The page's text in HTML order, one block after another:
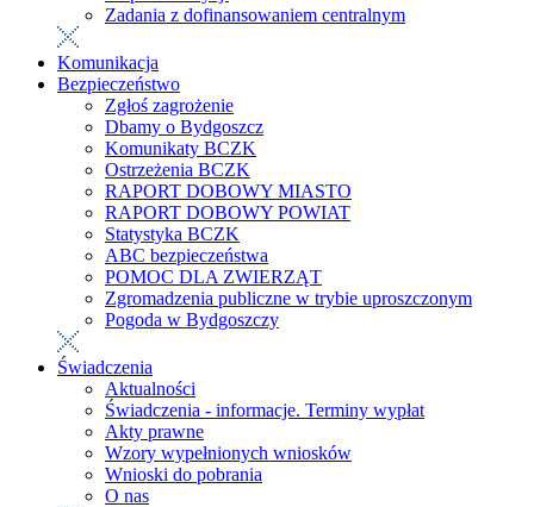
Zadania z dofinansowaniem centralnym
Komunikacja
Bezpieczeństwo
Zgłoś zagrożenie
Dbamy o Bydgoszcz
Komunikaty BCZK
Ostrzeżenia BCZK
RAPORT DOBOWY MIASTO
RAPORT DOBOWY POWIAT
Statystyka BCZK
ABC bezpieczeństwa
POMOC DLA ZWIERZĄT
Zgromadzenia publiczne w trybie uproszczonym
Pogoda w Bydgoszczy
Świadczenia
Aktualności
Świadczenia - informacje. Terminy wypłat
Akty prawne
Wzory wypełnionych wniosków
Wnioski do pobrania
O nas